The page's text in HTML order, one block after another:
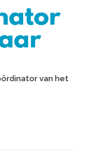
van het